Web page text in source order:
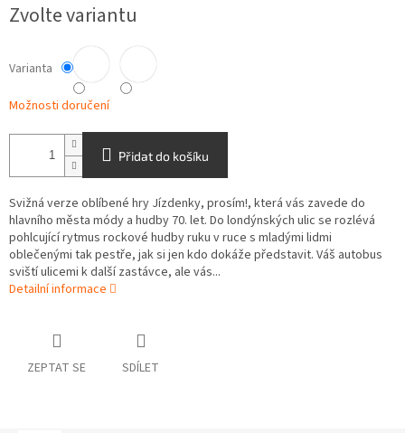
cena:
Zvolte variantu
Varianta
Možnosti doručení
Přidat do košíku
Svižná verze oblíbené hry Jízdenky, prosím!, která vás zavede do
hlavního města módy a hudby 70. let. Do londýnských ulic se rozlévá
pohlcující rytmus rockové hudby ruku v ruce s mladými lidmi
oblečenými tak pestře, jak si jen kdo dokáže představit. Váš autobus
sviští ulicemi k další zastávce, ale vás...
Detailní informace
ZEPTAT SE SDÍLET